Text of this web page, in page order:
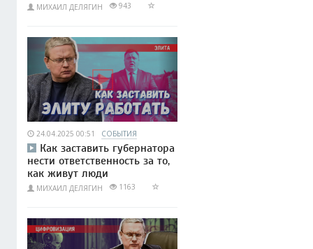
МИХАИЛ ДЕЛЯГИН 943
24.04.2025 00:51 СОБЫТИЯ
Как заставить губернатора
нести ответственность за то,
как живут люди
МИХАИЛ ДЕЛЯГИН 1163